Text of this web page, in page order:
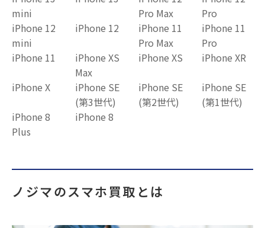
mini
Pro Max
Pro
iPhone 12
mini
iPhone 12
iPhone 11
Pro Max
iPhone 11
Pro
iPhone 11
iPhone XS
Max
iPhone XS iPhone XR
iPhone X
iPhone SE
(第3世代)
iPhone SE
(第2世代)
iPhone SE
(第1世代)
iPhone 8
Plus
iPhone 8
ノジマのスマホ買取とは